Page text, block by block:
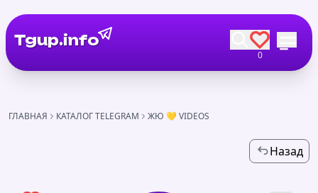
Tgup.info
0
ГЛАВНАЯ КАТАЛОГ TELEGRAM ЖЮ 💛 VIDEOS
Назад